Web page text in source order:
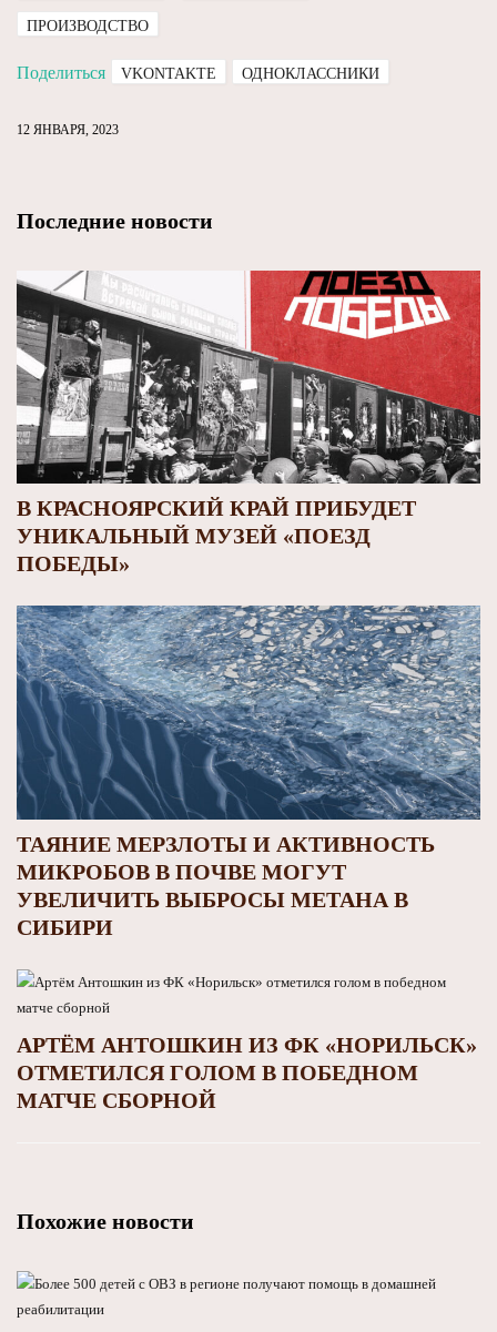
ПРОИЗВОДСТВО
Поделиться VKONTAKTE ОДНОКЛАССНИКИ
12 ЯНВАРЯ, 2023
Последние новости
В КРАСНОЯРСКИЙ КРАЙ ПРИБУДЕТ
УНИКАЛЬНЫЙ МУЗЕЙ «ПОЕЗД
ПОБЕДЫ»
ТАЯНИЕ МЕРЗЛОТЫ И АКТИВНОСТЬ
МИКРОБОВ В ПОЧВЕ МОГУТ
УВЕЛИЧИТЬ ВЫБРОСЫ МЕТАНА В
СИБИРИ
АРТЁМ АНТОШКИН ИЗ ФК «НОРИЛЬСК»
ОТМЕТИЛСЯ ГОЛОМ В ПОБЕДНОМ
МАТЧЕ СБОРНОЙ
Похожие новости